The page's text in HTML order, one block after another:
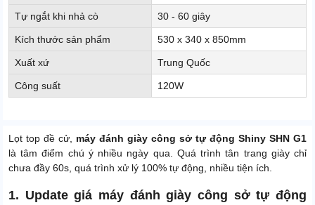
Tự ngắt khi nhả cò 30 - 60 giây
Kích thước sản phẩm 530 x 340 x 850mm
Xuất xứ Trung Quốc
Công suất 120W
Lọt top đề cử, máy đánh giày công sở tự động Shiny SHN G1
là tâm điểm chú ý nhiều ngày qua. Quá trình tân trang giày chỉ
chưa đầy 60s, quá trình xử lý 100% tự động, nhiều tiện ích.
1. Update giá máy đánh giày công sở tự động